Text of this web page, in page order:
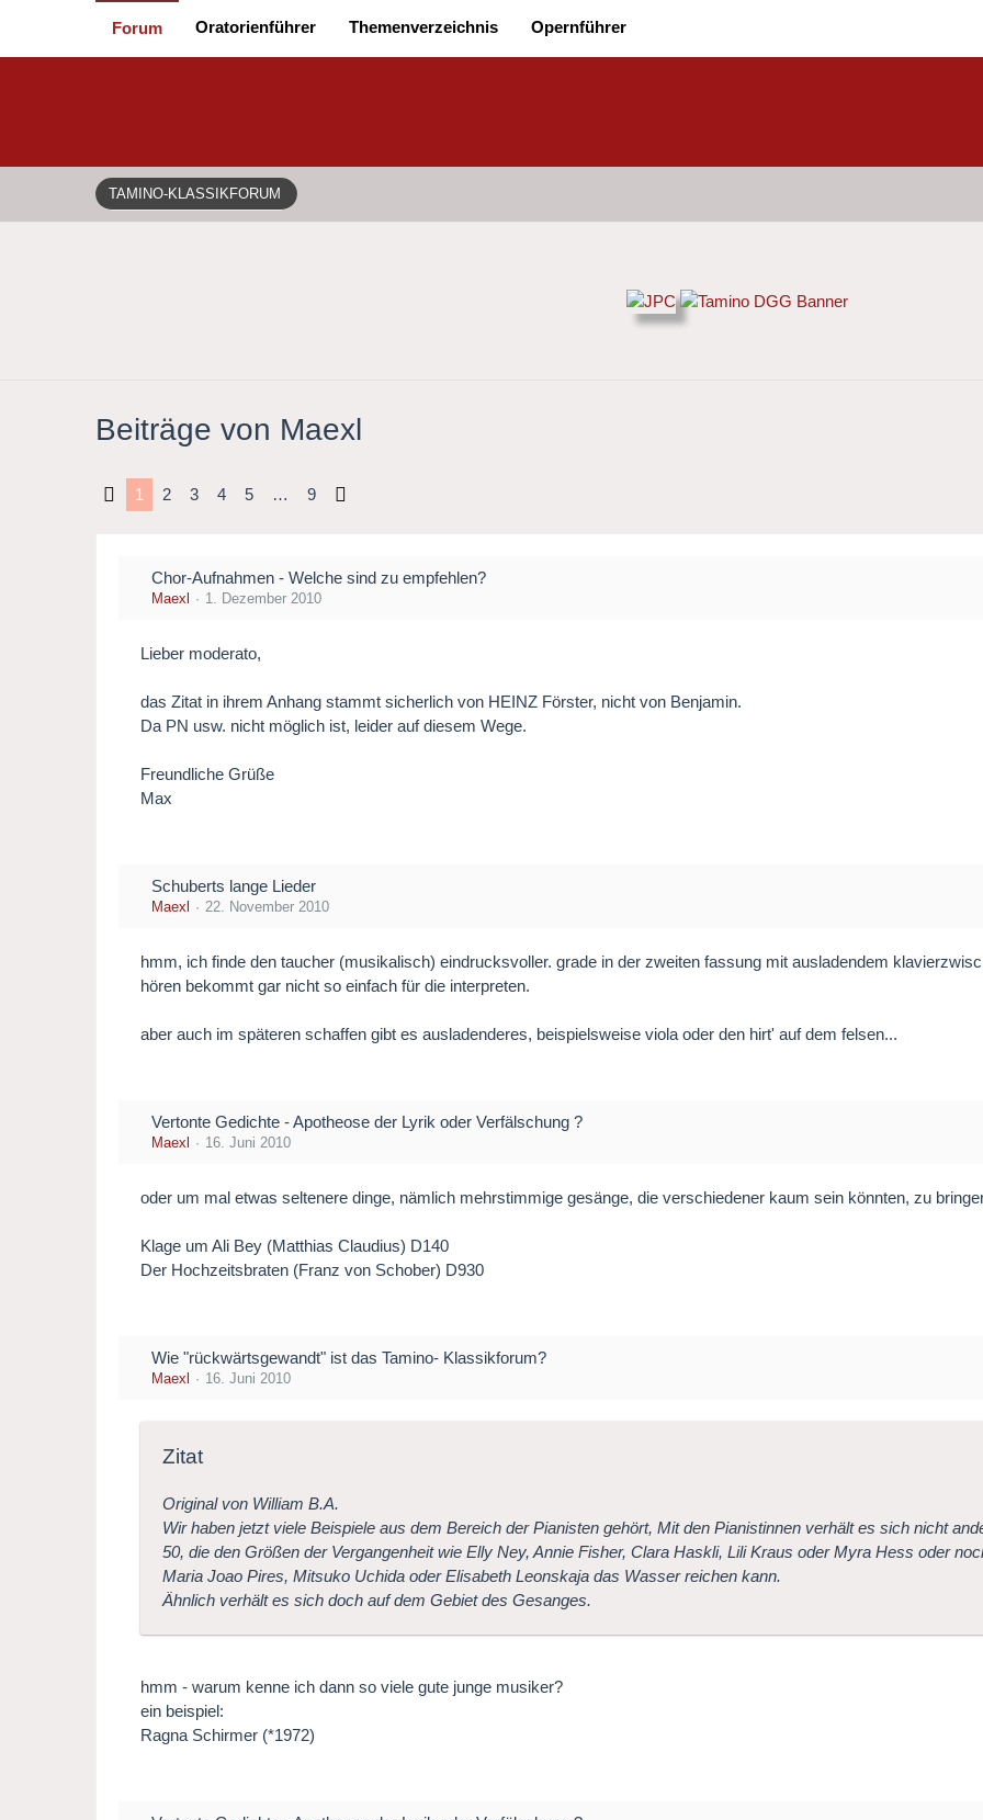
Forum Oratorienführer Themenverzeichnis Opernführer
TAMINO-KLASSIKFORUM
Beiträge von Maexl
1 2 3 4 5 … 9
Chor-Aufnahmen - Welche sind zu empfehlen?
Maexl 1. Dezember 2010
Lieber moderato,
das Zitat in ihrem Anhang stammt sicherlich von HEINZ Förster, nicht von Benjamin.
Da PN usw. nicht möglich ist, leider auf diesem Wege.
Freundliche Grüße
Max
Schuberts lange Lieder
Maexl 22. November 2010
hmm, ich finde den taucher (musikalisch) eindrucksvoller. grade in der zweiten fassung mit ausladendem
hören bekommt gar nicht so einfach für die interpreten.
aber auch im späteren schaffen gibt es ausladenderes, beispielsweise viola oder den hirt' auf dem felsen...
Vertonte Gedichte - Apotheose der Lyrik oder Verfälschung ?
Maexl 16. Juni 2010
oder um mal etwas seltenere dinge, nämlich mehrstimmige gesänge, die verschiedener kaum sein könnten, zu
Klage um Ali Bey (Matthias Claudius) D140
Der Hochzeitsbraten (Franz von Schober) D930
Wie "rückwärtsgewandt" ist das Tamino- Klassikforum?
Maexl 16. Juni 2010
Zitat
Original von William B.A.
Wir haben jetzt viele Beispiele aus dem Bereich der Pianisten gehört, Mit den Pianistinnen verhält es sich nicht
50, die den Größen der Vergangenheit wie Elly Ney, Annie Fisher, Clara Haskli, Lili Kraus oder Myra Hess oder
Maria Joao Pires, Mitsuko Uchida oder Elisabeth Leonskaja das Wasser reichen kann.
Ähnlich verhält es sich doch auf dem Gebiet des Gesanges.
hmm - warum kenne ich dann so viele gute junge musiker?
ein beispiel:
Ragna Schirmer (*1972)